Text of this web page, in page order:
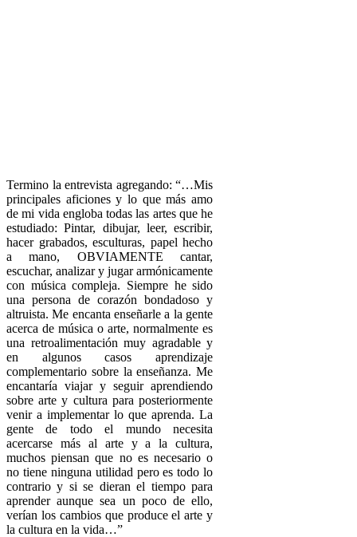
Termino la entrevista agregando: “…Mis
principales aficiones y lo que más amo
de mi vida engloba todas las artes que he
estudiado: Pintar, dibujar, leer, escribir,
hacer grabados, esculturas, papel hecho
a mano, OBVIAMENTE cantar,
escuchar, analizar y jugar armónicamente
con música compleja. Siempre he sido
una persona de corazón bondadoso y
altruista. Me encanta enseñarle a la gente
acerca de música o arte, normalmente es
una retroalimentación muy agradable y
en algunos casos aprendizaje
complementario sobre la enseñanza. Me
encantaría viajar y seguir aprendiendo
sobre arte y cultura para posteriormente
venir a implementar lo que aprenda. La
gente de todo el mundo necesita
acercarse más al arte y a la cultura,
muchos piensan que no es necesario o
no tiene ninguna utilidad pero es todo lo
contrario y si se dieran el tiempo para
aprender aunque sea un poco de ello,
verían los cambios que produce el arte y
la cultura en la vida…”